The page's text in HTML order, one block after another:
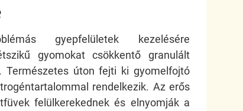
gyepfelületek kezelésére
gyomokat csökkentő granulált
Természetes úton fejti ki gyomelfojtó
rendelkezik. Az erős
felülkerekednek és elnyomják a